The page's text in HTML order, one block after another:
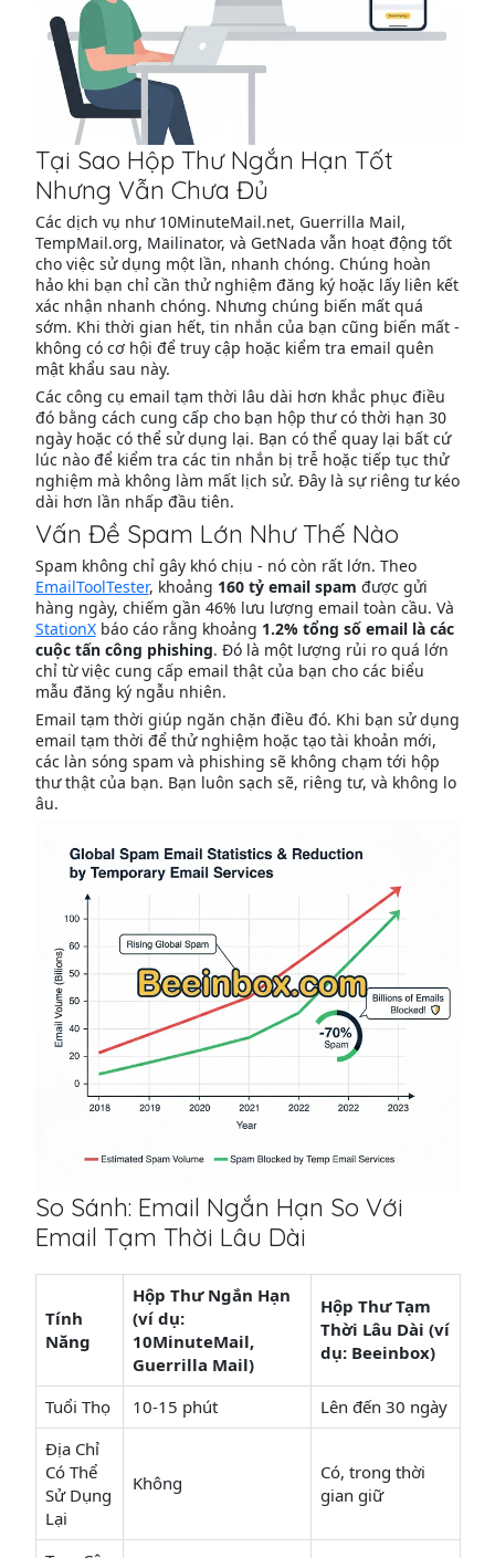
Tại Sao Hộp Thư Ngắn Hạn Tốt
Nhưng Vẫn Chưa Đủ
Các dịch vụ như 10MinuteMail.net, Guerrilla Mail,
TempMail.org, Mailinator, và GetNada vẫn hoạt động tốt
cho việc sử dụng một lần, nhanh chóng. Chúng hoàn
hảo khi bạn chỉ cần thử nghiệm đăng ký hoặc lấy liên kết
xác nhận nhanh chóng. Nhưng chúng biến mất quá
sớm. Khi thời gian hết, tin nhắn của bạn cũng biến mất -
không có cơ hội để truy cập hoặc kiểm tra email quên
mật khẩu sau này.
Các công cụ email tạm thời lâu dài hơn khắc phục điều
đó bằng cách cung cấp cho bạn hộp thư có thời hạn 30
ngày hoặc có thể sử dụng lại. Bạn có thể quay lại bất cứ
lúc nào để kiểm tra các tin nhắn bị trễ hoặc tiếp tục thử
nghiệm mà không làm mất lịch sử. Đây là sự riêng tư kéo
dài hơn lần nhấp đầu tiên.
Vấn Đề Spam Lớn Như Thế Nào
Spam không chỉ gây khó chịu - nó còn rất lớn. Theo
EmailToolTester, khoảng 160 tỷ email spam được gửi
hàng ngày, chiếm gần 46% lưu lượng email toàn cầu. Và
StationXbáo cáo rằng khoảng 1.2% tổng số email là các
cuộc tấn công phishing. Đó là một lượng rủi ro quá lớn
chỉ từ việc cung cấp email thật của bạn cho các biểu
mẫu đăng ký ngẫu nhiên.
Email tạm thời giúp ngăn chặn điều đó. Khi bạn sử dụng
email tạm thời để thử nghiệm hoặc tạo tài khoản mới,
các làn sóng spam và phishing sẽ không chạm tới hộp
thư thật của bạn. Bạn luôn sạch sẽ, riêng tư, và không lo
âu.
So Sánh: Email Ngắn Hạn So Với
Email Tạm Thời Lâu Dài
Tính
Năng
Hộp Thư Ngắn Hạn
(ví dụ:
10MinuteMail,
Guerrilla Mail)
Hộp Thư Tạm
Thời Lâu Dài (ví
dụ: Beeinbox)
Tuổi Thọ 10-15 phút
Lên đến 30 ngày
Địa Chỉ
Có Thể
Sử Dụng
Lại
Không
Có, trong thời
gian giữ